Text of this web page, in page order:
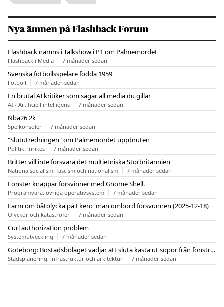
Nya ämnen på Flashback Forum
Flashback nämns i Talkshow i P1 om Palmemordet
Flashback i Media 7 månader sedan
Svenska fotbollsspelare födda 1959
Fotboll 7 månader sedan
En brutal AI kritiker som sågar all media du gillar
AI - Artificiell intelligens 7 månader sedan
Nba26 2k
Spelkonsoler 7 månader sedan
"Slututredningen" om Palmemordet uppbruten
Politik: inrikes 7 månader sedan
Britter vill inte försvara det multietniska Storbritannien
Nationalsocialism, fascism och nationalism 7 månader sedan
Fönster knappar försvinner med Gnome Shell.
Programvara: övriga operativsystem 7 månader sedan
Larm om båtolycka på Ekerö  man ombord försvunnen (2025-12-18)
Olyckor och katastrofer 7 månader sedan
Curl authorization problem
Systemutveckling 7 månader sedan
Göteborg: Bostadsbolaget vädjar att sluta kasta ut sopor från fönstren
Stadsplanering, infrastruktur och arkitektur 7 månader sedan